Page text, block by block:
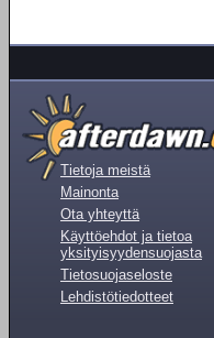
Tietoja meistä
Mainonta
Ota yhteyttä
Käyttöehdot ja tietoa
yksityisyydensuojasta
Tietosuojaseloste
Lehdistötiedotteet